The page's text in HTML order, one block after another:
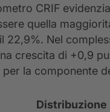
CRIF
quella
22,9%. Nel
crescita di +0,9
la componente
Distribuzione